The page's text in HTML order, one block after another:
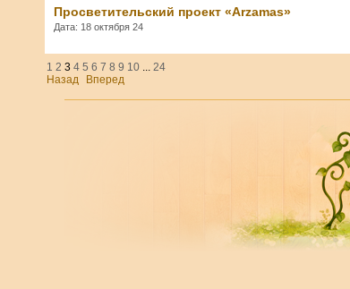
Просветительский проект «Arzamas»
Дата: 18 октября 24
1 2 3 4 5 6 7 8 9 10 ... 24
Назад
Вперед